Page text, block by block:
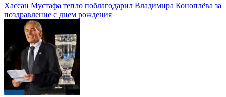
Хассан Мустафа тепло поблагодарил Владимира Коноплёва за
поздравление с днем рождения